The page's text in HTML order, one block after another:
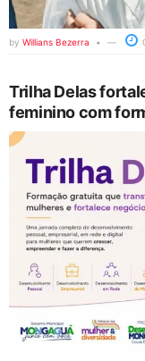
by Willians Bezerra
Trilha Delas
feminino com